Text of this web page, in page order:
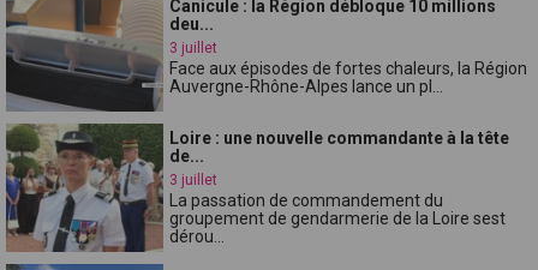
Canicule : la Région débloque 10 millions
deu...
3 juillet
Face aux épisodes de fortes chaleurs, la Région
Auvergne-Rhône-Alpes lance un pl...
Loire : une nouvelle commandante à la tête
de...
3 juillet
La passation de commandement du
groupement de gendarmerie de la Loire sest
dérou...